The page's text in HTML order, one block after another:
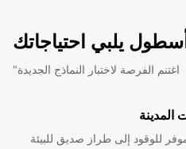
أسطول يلبي احتياجاتك
"اغتنم الفرصة لاختبار النماذج الجديدة
المدينة
للوقود إلى طراز صديق للبيئة